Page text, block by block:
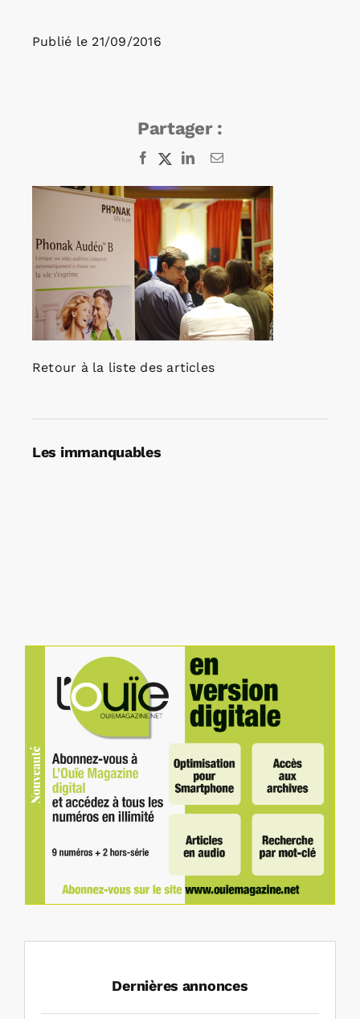
Rechercher:
Publié le 21/09/2016
Partager :
Facebook
X LinkedInEmail
Retour à la liste des articles
Les immanquables
Dernières annonces